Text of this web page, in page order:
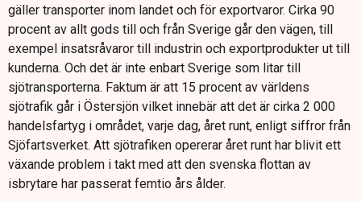
gäller transporter inom landet och för exportvaror. Cirka 90
procent av allt gods till och från Sverige går den vägen, till
exempel insatsråvaror till industrin och exportprodukter ut till
kunderna. Och det är inte enbart Sverige som litar till
sjötransporterna. Faktum är att 15 procent av världens
sjötrafik går i Östersjön vilket innebär att det är cirka 2 000
handelsfartyg i området, varje dag, året runt, enligt siffror från
Sjöfartsverket. Att sjötrafiken opererar året runt har blivit ett
växande problem i takt med att den svenska flottan av
isbrytare har passerat femtio års ålder.